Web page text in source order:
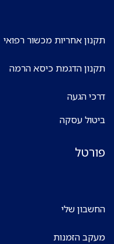
תקנון אחריות מכשור רפואי
תקנון הדגמת כיסא הרמה
דרכי הגעה
ביטול עסקה
פורטל
החשבון שלי
מעקב הזמנות